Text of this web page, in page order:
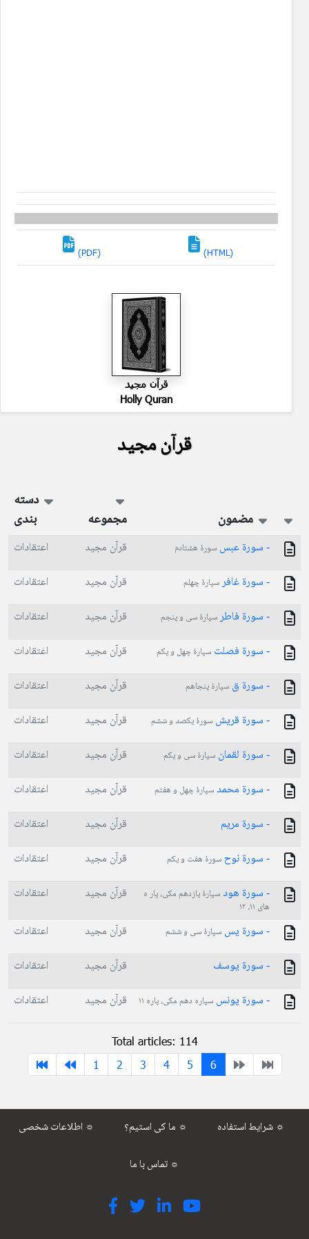
(PDF) (HTML)
قرآن مجید
Holly Quran
قرآن مجید
مضمون مجموعه
دسته
بندی
- سورة عبس سورۀ هشتادم قرآن مجید
اعتقادات
- سورة غافرسپارۀ چهلم قرآن مجید
اعتقادات
- سورة فاطرسپارۀ سی و پنجم قرآن مجید
اعتقادات
- سورة فصلت سپارۀ چهل و یکم قرآن مجید
اعتقادات
- سورة ق سپارۀ پنجاهم قرآن مجید
اعتقادات
- سورة قريش سورۀ یکصد و ششم قرآن مجید
اعتقادات
- سورة لقمان سپارۀ سی و یکم قرآن مجید
اعتقادات
- سورة محمد سپارۀ چهل و هفتم قرآن مجید
اعتقادات
- سورة مريم
قرآن مجید
اعتقادات
- سورة نوحسورۀ هفت و یکم قرآن مجید
اعتقادات
- سورة هود سپارۀ یازدهم مکی، پار ه
های ۱۱، ۱۲
قرآن مجید اعتقادات
- سورة يس سپارۀ سی و ششم قرآن مجید
اعتقادات
- سورة يوسف
قرآن مجید
اعتقادات
- سورة يونس سپاره دهم مکی، پاره ۱۱ قرآن مجید اعتقادات
Total articles: 114
1
2 3 4 5 6
اطلاعات شخصی ☼ ما کی استیم؟ ☼ شرایط استفاده ☼
تماس با ما ☼